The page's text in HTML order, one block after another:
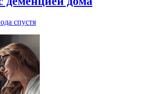
спустя